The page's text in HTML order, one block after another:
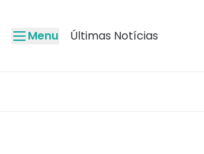
Menu Últimas Notícias